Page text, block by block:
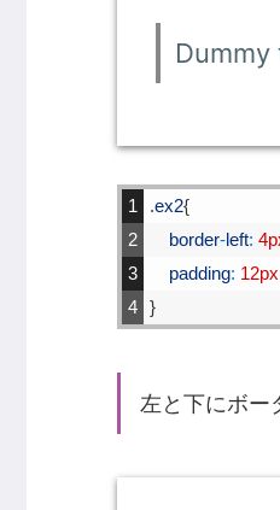
Dummy
1
2
3
4
.ex2{
border-left:
padding: 12px
}
左と下にボー